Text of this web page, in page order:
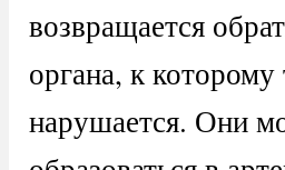
возвращается
органа, к которому
нарушается. Они